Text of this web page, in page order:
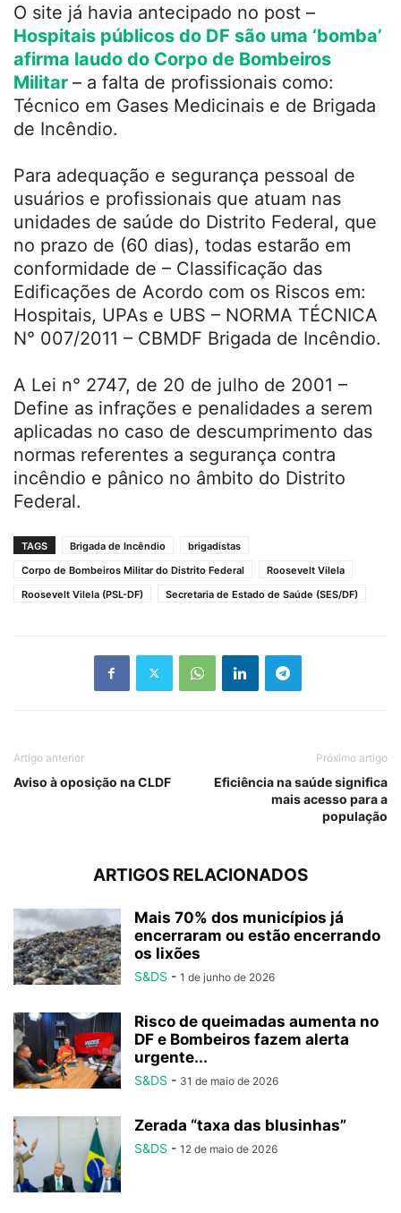
O site já havia antecipado no post –
Hospitais públicos do DF são uma ‘bomba’
afirma laudo do Corpo de Bombeiros
Militar – a falta de profissionais como:
Técnico em Gases Medicinais e de Brigada
de Incêndio.
Para adequação e segurança pessoal de
usuários e profissionais que atuam nas
unidades de saúde do Distrito Federal, que
no prazo de (60 dias), todas estarão em
conformidade de – Classificação das
Edificações de Acordo com os Riscos em:
Hospitais, UPAs e UBS – NORMA TÉCNICA
N° 007/2011 – CBMDF Brigada de Incêndio.
A Lei n° 2747, de 20 de julho de 2001 –
Define as infrações e penalidades a serem
aplicadas no caso de descumprimento das
normas referentes a segurança contra
incêndio e pânico no âmbito do Distrito
Federal.
TAGS Brigada de Incêndio
brigadistas
Corpo de Bombeiros Militar do Distrito Federal
Roosevelt Vilela
Roosevelt Vilela (PSL-DF)
Secretaria de Estado de Saúde (SES/DF)
Artigo anterior
Aviso à oposição na CLDF
Próximo artigo
Eficiência na saúde significa
mais acesso para a
população
ARTIGOS RELACIONADOS
Mais 70% dos municípios já
encerraram ou estão encerrando
os lixões
S&DS - 1 de junho de 2026
Risco de queimadas aumenta no
DF e Bombeiros fazem alerta
urgente...
S&DS - 31 de maio de 2026
Zerada “taxa das blusinhas”
S&DS - 12 de maio de 2026